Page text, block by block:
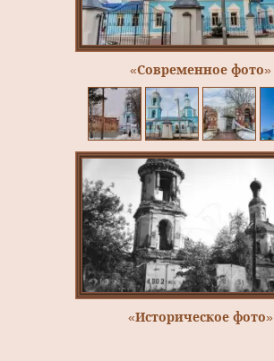
«Современное фото»
«Историческое фото»